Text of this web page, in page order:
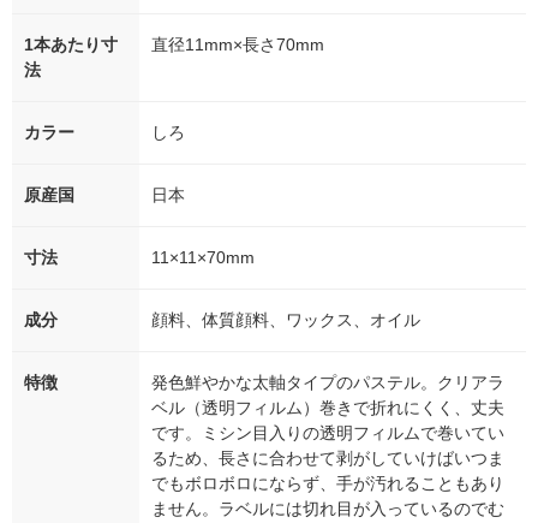
1本あたり寸
法
直径11mm×長さ70mm
カラー しろ
原産国 日本
寸法 11×11×70mm
成分 顔料、体質顔料、ワックス、オイル
特徴
発色鮮やかな太軸タイプのパステル。クリアラ
ベル（透明フィルム）巻きで折れにくく、丈夫
です。ミシン目入りの透明フィルムで巻いてい
るため、長さに合わせて剥がしていけばいつま
でもボロボロにならず、手が汚れることもあり
ません。ラベルには切れ目が入っているのでむ